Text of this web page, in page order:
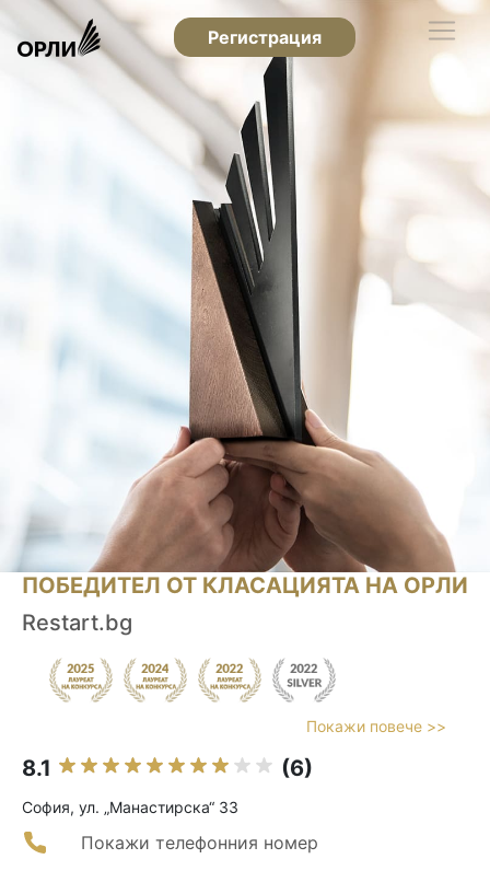
Регистрация
ПОБЕДИТЕЛ ОТ КЛАСАЦИЯТА НА ОРЛИ
Restart.bg
Покажи повече >>
8.1 (6)
София, ул. „Манастирска“ 33
Покажи телефонния номер